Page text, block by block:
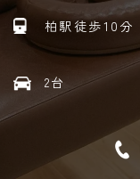
柏駅徒歩10分
2台